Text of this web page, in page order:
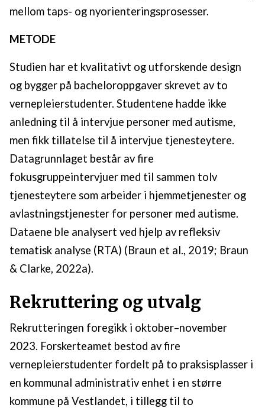
mellom taps- og nyorienteringsprosesser.
METODE
Studien har et kvalitativt og utforskende design
og bygger på bacheloroppgaver skrevet av to
vernepleierstudenter. Studentene hadde ikke
anledning til å intervjue personer med autisme,
men fikk tillatelse til å intervjue tjenesteytere.
Datagrunnlaget består av fire
fokusgruppeintervjuer med til sammen tolv
tjenesteytere som arbeider i hjemmetjenester og
avlastningstjenester for personer med autisme.
Dataene ble analysert ved hjelp av refleksiv
tematisk analyse (RTA) (Braun et al., 2019; Braun
& Clarke, 2022a).
Rekruttering og utvalg
Rekrutteringen foregikk i oktober–november
2023. Forskerteamet bestod av fire
vernepleierstudenter fordelt på to praksisplasser i
en kommunal administrativ enhet i en større
kommune på Vestlandet, i tillegg til to